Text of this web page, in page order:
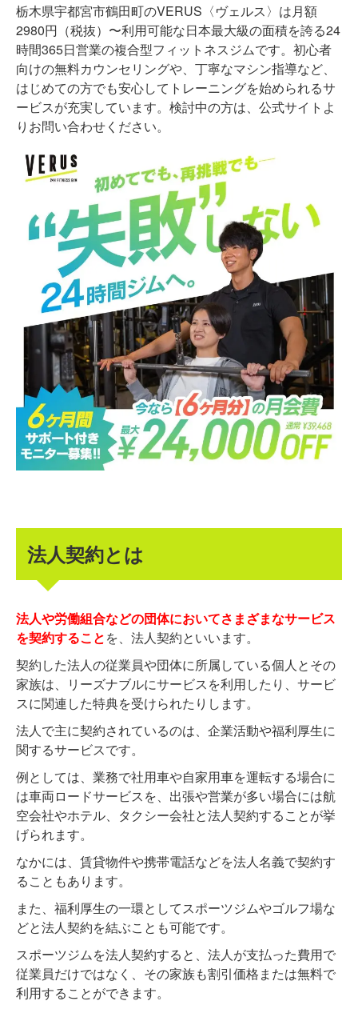
栃木県宇都宮市鶴田町のVERUS〈ヴェルス〉は月額
2980円（税抜）〜利用可能な日本最大級の面積を誇る24
時間365日営業の複合型フィットネスジムです。初心者
向けの無料カウンセリングや、丁寧なマシン指導など、
はじめての方でも安心してトレーニングを始められるサ
ービスが充実しています。検討中の方は、公式サイトよ
りお問い合わせください。
法人契約とは
法人や労働組合などの団体においてさまざまなサービス
を契約することを、法人契約といいます。
契約した法人の従業員や団体に所属している個人とその
家族は、リーズナブルにサービスを利用したり、サービ
スに関連した特典を受けられたりします。
法人で主に契約されているのは、企業活動や福利厚生に
関するサービスです。
例としては、業務で社用車や自家用車を運転する場合に
は車両ロードサービスを、出張や営業が多い場合には航
空会社やホテル、タクシー会社と法人契約することが挙
げられます。
なかには、賃貸物件や携帯電話などを法人名義で契約す
ることもあります。
また、福利厚生の一環としてスポーツジムやゴルフ場な
どと法人契約を結ぶことも可能です。
スポーツジムを法人契約すると、法人が支払った費用で
従業員だけではなく、その家族も割引価格または無料で
利用することができます。